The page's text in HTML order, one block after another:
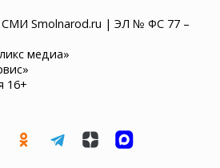
СМИ Smolnarod.ru | ЭЛ № ФС 77 –
медиа»
16+